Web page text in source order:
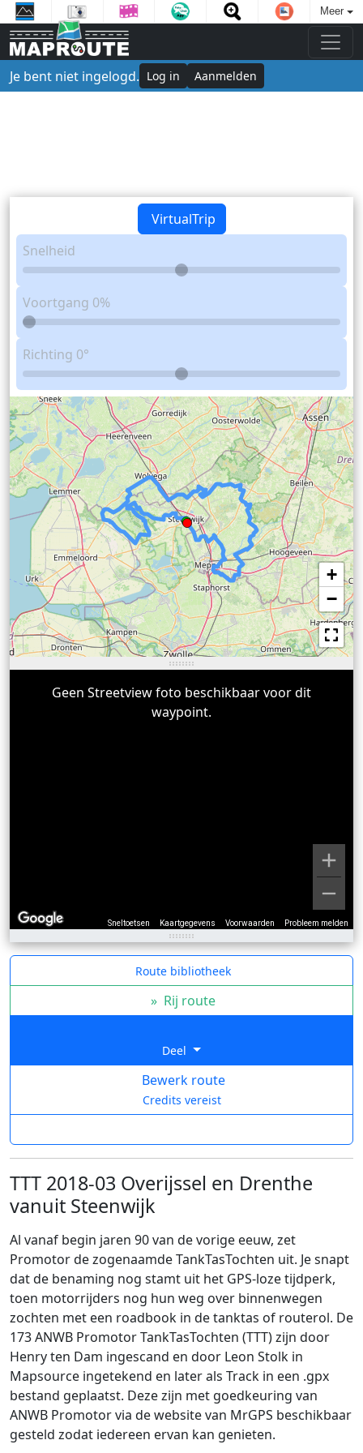
Meer
Je bent niet ingelogd. Log in Aanmelden
VirtualTrip
Snelheid
Voortgang 0%
Richting 0°
+
−
Sneltoetsen Kaartgegevens Voorwaarden Probleem melden
Geen Streetview foto beschikbaar voor dit
waypoint.
Route bibliotheek
» Rij route
Deel
Bewerk route
Credits vereist
TTT 2018-03 Overijssel en Drenthe
vanuit Steenwijk
Al vanaf begin jaren 90 van de vorige eeuw, zet
Promotor de zogenaamde TankTasTochten uit. Je snapt
dat de benaming nog stamt uit het GPS-loze tijdperk,
toen motorrijders nog hun weg over binnenwegen
zochten met een roadbook in de tanktas of routerol. De
173 ANWB Promotor TankTasTochten (TTT) zijn door
Henry ten Dam ingescand en door Leon Stolk in
Mapsource ingetekend en later als Track in een .gpx
bestand geplaatst. Deze zijn met goedkeuring van
ANWB Promotor via de website van MrGPS beschikbaar
gesteld zodat iedereen ervan kan genieten.